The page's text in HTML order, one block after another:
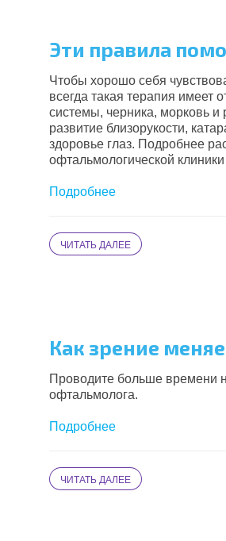
Эти правила
Чтобы хорошо себя
всегда такая терапия имеет
системы, черника, морковь
развитие близорукости,
здоровье глаз. Подробнее
офтальмологической
Подробнее
ЧИТАТЬ ДАЛЕЕ
Как зрение
Проводите больше времени
офтальмолога.
Подробнее
ЧИТАТЬ ДАЛЕЕ